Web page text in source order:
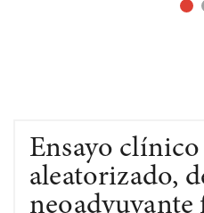
Ensayo
aleatorizado,
neoadyuvante